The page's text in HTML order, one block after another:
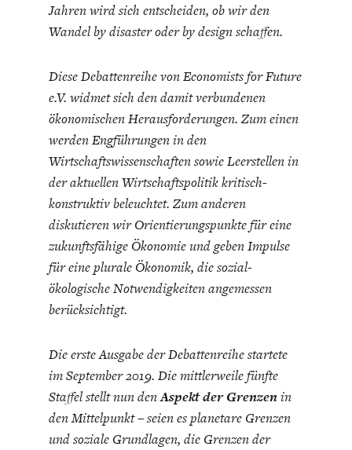
INDUSTRIEPOLITIK
CIRCULAR ECONOMY
ENERGIE & UMWELT
ENTWICKLUNGSPOLITIK
Jahren wird sich entscheiden, ob wir den
Wandel by disaster oder by design schaffen.
Diese Debattenreihe von Economists for Future
e.V. widmet sich den damit verbundenen
ökonomischen Herausforderungen. Zum einen
werden Engführungen in den
Wirtschaftswissenschaften sowie Leerstellen in
der aktuellen Wirtschaftspolitik kritisch-
konstruktiv beleuchtet. Zum anderen
diskutieren wir Orientierungspunkte für eine
zukunftsfähige Ökonomie und geben Impulse
für eine plurale Ökonomik, die sozial-
ökologische Notwendigkeiten angemessen
berücksichtigt.
Die erste Ausgabe der Debattenreihe startete
im September 2019. Die mittlerweile fünfte
Staffel stellt nun denAspekt der Grenzenin
den Mittelpunkt – seien es planetare Grenzen
und soziale Grundlagen, die Grenzen der